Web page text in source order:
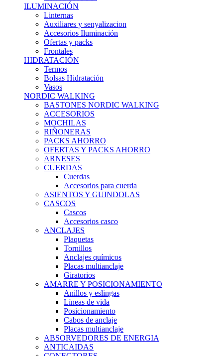
ILUMINACIÓN
Linternas
Auxiliares y senyalizacion
Accesorios Iluminación
Ofertas y packs
Frontales
HIDRATACIÓN
Termos
Bolsas Hidratación
Vasos
NORDIC WALKING
BASTONES NORDIC WALKING
ACCESORIOS
MOCHILAS
RIÑONERAS
PACKS AHORRO
OFERTAS Y PACKS AHORRO
ARNESES
CUERDAS
Cuerdas
Accesorios para cuerda
ASIENTOS Y GUINDOLAS
CASCOS
Cascos
Accesorios casco
ANCLAJES
Plaquetas
Tornillos
Anclajes químicos
Placas multianclaje
Giratorios
AMARRE Y POSICIONAMIENTO
Anillos y eslingas
Líneas de vida
Posicionamiento
Cabos de anclaje
Placas multianclaje
ABSORVEDORES DE ENERGIA
ANTICAIDAS